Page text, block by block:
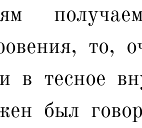
то,
в тесное
был